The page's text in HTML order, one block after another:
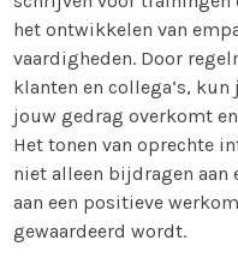
het ontwikkelen van
vaardigheden. Door
klanten en collega’s,
jouw gedrag overkomt
Het tonen van oprechte
niet alleen bijdragen aan
aan een positieve
gewaardeerd wordt.